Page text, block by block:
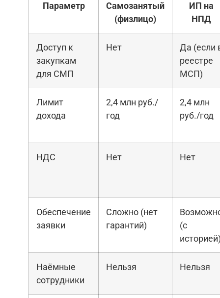
Параметр
Самозанятый
(физлицо)
ИП на
НПД
Доступ к
закупкам
для СМП
Нет
Да (если
реестре
МСП)
Лимит
дохода
2,4 млн руб./
год
2,4 млн
руб./год
НДС Нет Нет
Обеспечение
заявки
Сложно (нет
гарантий)
(с
Наёмные
сотрудники
Нельзя Нельзя